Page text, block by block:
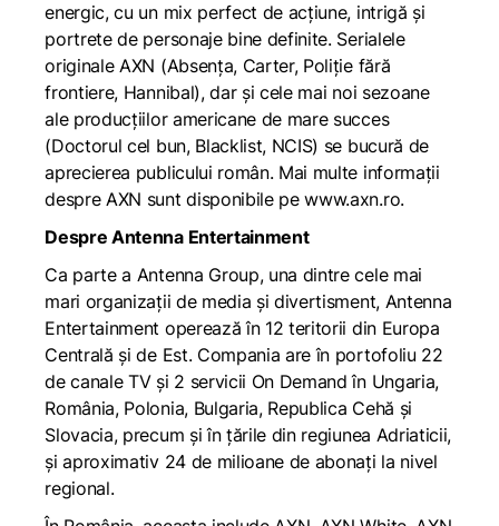
energic, cu un mix perfect de acțiune, intrigă și
portrete de personaje bine definite. Serialele
originale AXN (Absența, Carter, Poliție fără
frontiere, Hannibal), dar și cele mai noi sezoane
ale producțiilor americane de mare succes
(Doctorul cel bun, Blacklist, NCIS) se bucură de
aprecierea publicului român. Mai multe informații
despre AXN sunt disponibile pe www.axn.ro.
Despre Antenna Entertainment
Ca parte a Antenna Group, una dintre cele mai
mari organizații de media și divertisment, Antenna
Entertainment operează în 12 teritorii din Europa
Centrală și de Est. Compania are în portofoliu 22
de canale TV și 2 servicii On Demand în Ungaria,
România, Polonia, Bulgaria, Republica Cehă și
Slovacia, precum și în țările din regiunea Adriaticii,
și aproximativ 24 de milioane de abonați la nivel
regional.